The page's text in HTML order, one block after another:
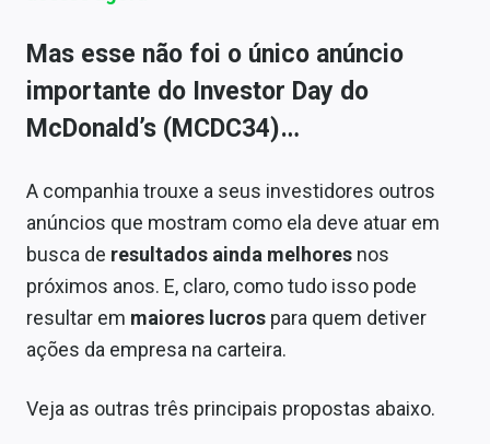
Mas esse não foi o único anúncio
importante do Investor Day do
McDonald’s (MCDC34)…
A companhia trouxe a seus investidores outros
anúncios que mostram como ela deve atuar em
busca de resultados ainda melhores nos
próximos anos. E, claro, como tudo isso pode
resultar em maiores lucros para quem detiver
ações da empresa na carteira.
Veja as outras três principais propostas abaixo.